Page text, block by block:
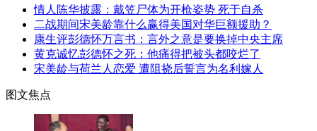
情人陈华披露：戴笠尸体为开枪姿势 死于自杀
二战期间宋美龄靠什么赢得美国对华巨额援助？
康生评彭德怀万言书：言外之意是要换掉中央主席
黄克诚忆彭德怀之死：他痛得把被头都咬烂了
宋美龄与荷兰人恋爱 遭阻挠后誓言为名利嫁人
图文焦点